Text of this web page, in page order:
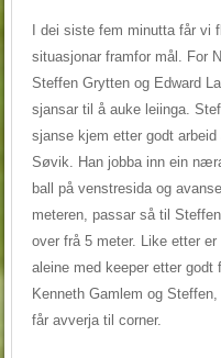
I dei siste fem minutta får vi
situasjonar framfor mål. For
Steffen Grytten og Edward
sjansar til å auke leiinga.
sjanse kjem etter godt
Søvik. Han jobba inn ein
ball på venstresida og
meteren, passar så til
over frå 5 meter. Like etter er
aleine med keeper etter godt
Kenneth Gamlem og
får avverja til corner.